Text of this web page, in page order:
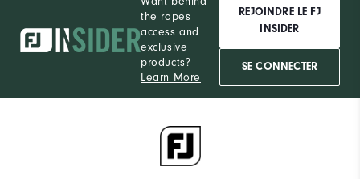
the ropes
access and
exclusive
products?
Learn More
REJOINDRE LE FJ
INSIDER
SE CONNECTER